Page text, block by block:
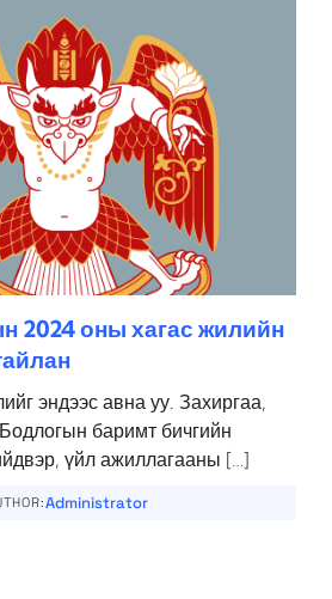
2024 оны хагас жилийн
эндээс авна уу. Захиргаа,
баримт бичгийн
үйл ажиллагааны […]
Administrator